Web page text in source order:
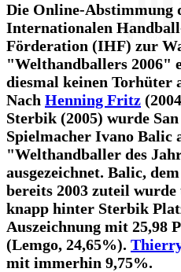
Die Online-Abstimmung
Internationalen
Förderation (IHF) zur
"Welthandballers 2006"
diesmal keinen Torhüter
Nach Henning Fritz
Sterbik (2005) wurde
Spielmacher Ivano Balic
"Welthandballer des
ausgezeichnet. Balic,
bereits 2003 zuteil wurde
knapp hinter Sterbik
Auszeichnung mit 25,98
(Lemgo, 24,65%).
mit immerhin 9,75%.